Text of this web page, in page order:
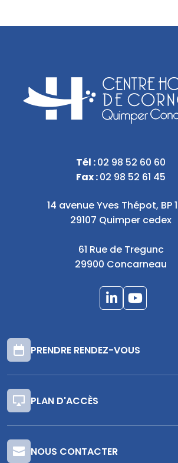
Tél : 02 98 52 60 60
Fax : 02 98 52 61 45
14 avenue Yves Thépot, BP
29107 Quimper cedex
61 Rue de Tregunc
29900 Concarneau
PRENDRE RENDEZ-VOUS
PLAN D'ACCÈS
NOUS CONTACTER